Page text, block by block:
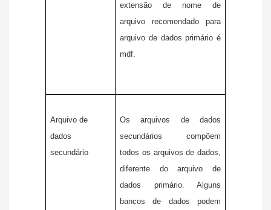
extensão de nome de
arquivo recomendado para
arquivo de dados primário é
mdf.
Arquivo de
dados
secundário
Os arquivos de dados
secundários compõem
todos os arquivos de dados,
diferente do arquivo de
dados primário. Alguns
bancos de dados podem